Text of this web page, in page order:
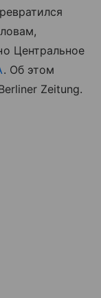
Центральное
. Об этом
Zeitung.